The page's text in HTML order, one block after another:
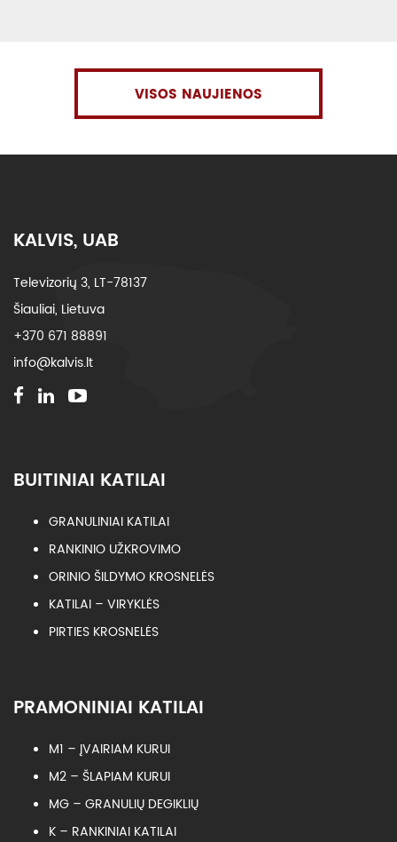
VISOS NAUJIENOS
KALVIS, UAB
Televizorių 3, LT-78137
Šiauliai, Lietuva
+370 671 88891
info@kalvis.lt
BUITINIAI KATILAI
GRANULINIAI KATILAI
RANKINIO UŽKROVIMO
ORINIO ŠILDYMO KROSNELĖS
KATILAI – VIRYKLĖS
PIRTIES KROSNELĖS
PRAMONINIAI KATILAI
M1 – ĮVAIRIAM KURUI
M2 – ŠLAPIAM KURUI
MG – GRANULIŲ DEGIKLIŲ
K – RANKINIAI KATILAI